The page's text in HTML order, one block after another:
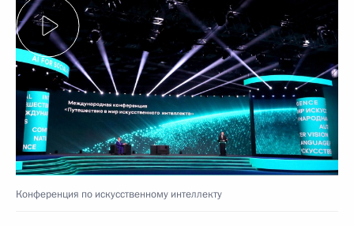
Конференция по искусственному интеллекту